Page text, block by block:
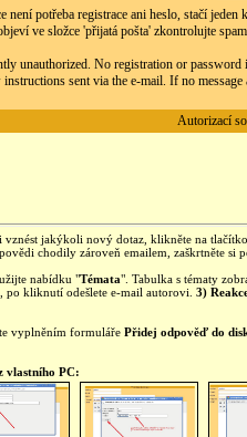
není potřeba registrace ani heslo, stačí
ve složce 'přijatá pošta' zkontrolujte
unauthorized. No registration or
sent via the e-mail. If no
Autorizací
vznést jakýkoli nový dotaz, klikněte na
chodily zároveň emailem, zaškrtněte si
nabídku "Témata". Tabulka s tématy
po kliknutí odešlete e-mail autorovi. 3)
vyplněním formuláře Přidej odpověď do
vlastního PC: